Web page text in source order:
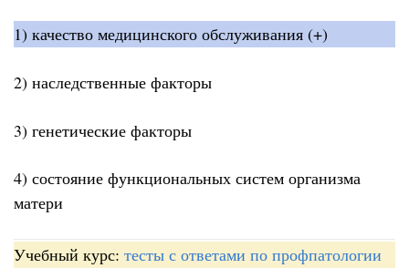
1) качество медицинского обслуживания (+)
2) наследственные факторы
3) генетические факторы
4) состояние функциональных систем организма
матери
Учебный курс: тесты с ответами по профпатологии